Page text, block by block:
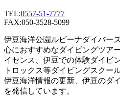
TEL:0557-51-7777
FAX:050-3528-5099
伊豆海洋公園ルビーナダイバー
心におすすめなダイビングツア
イセンス、伊豆での体験ダイビ
トロックス等ダイビングスクー
伊豆海洋情報の更新、伊豆のダ
を発信しています。